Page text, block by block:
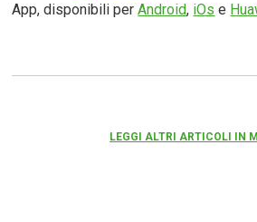
App, disponibili perAndroid, iOs e
LEGGI ALTRI ARTICOLI IN